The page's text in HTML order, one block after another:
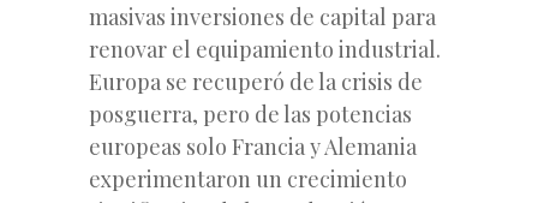
masivas inversiones de capital para
renovar el equipamiento industrial.
Europa se recuperó de la crisis de
posguerra, pero de las potencias
europeas solo Francia y Alemania
experimentaron un crecimiento